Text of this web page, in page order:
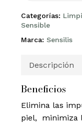
Categorías:
Sensible
Marca: Sensilis
Descripción
Beneficios
Elimina las
piel, minimiza